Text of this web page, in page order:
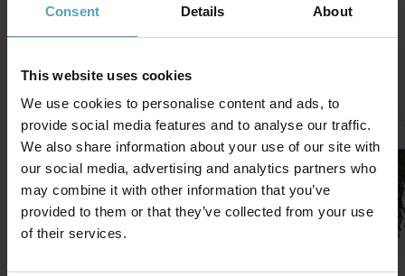
Consent Details About
This website uses cookies
We use cookies to personalise content and ads, to
provide social media features and to analyse our traffic.
We also share information about your use of our site with
our social media, advertising and analytics partners who
may combine it with other information that you’ve
provided to them or that they’ve collected from your use
of their services.
Se alt innenforkranser/girlander